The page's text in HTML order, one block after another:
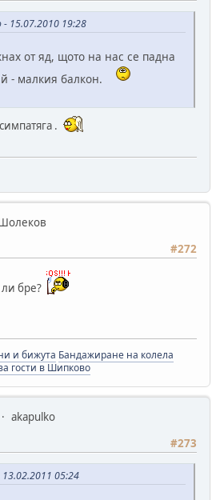
15.07.2010 19:28
от яд, щото на нас се падна
- малкия балкон.
.
#272
бре?
и бижута Бандажиране на колела
гости в Шипково
akapulko
#273
05:24